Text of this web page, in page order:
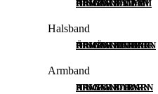
Halsband
HALSBAND DAM
HALSBAND HERR
HALSBAND BARN
Armband
ARMBAND DAM
ARMBAND HERR
ARMBAND BARN
ÖRHÄNGEN DAM
ÖRHÄNGEN BARN
RINGAR DAM
RINGAR HERR
RINGAR BARN